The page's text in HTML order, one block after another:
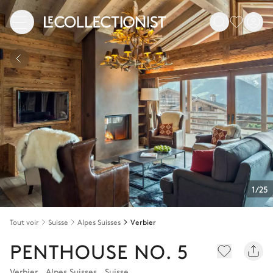
1/25
Tout voir Suisse Alpes Suisses Verbier
PENTHOUSE NO. 5